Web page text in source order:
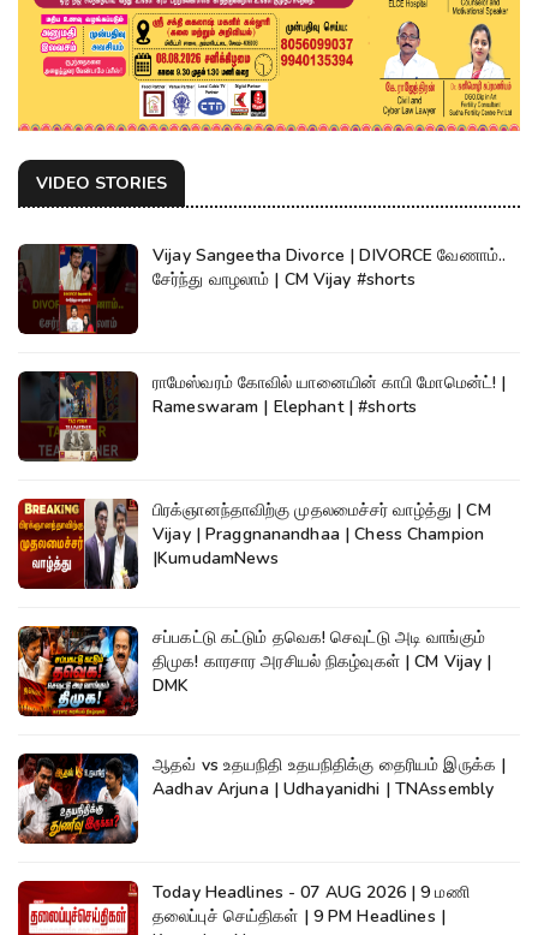
VIDEO STORIES
Vijay Sangeetha Divorce | DIVORCE வேணாம்..
சேர்ந்து வாழலாம் | CM Vijay #shorts
ராமேஸ்வரம் கோவில் யானையின் காபி மோமென்ட்! |
Rameswaram | Elephant | #shorts
பிரக்ஞானந்தாவிற்கு முதலமைச்சர் வாழ்த்து | CM
Vijay | Praggnanandhaa | Chess Champion
|KumudamNews
சப்பகட்டு கட்டும் தவெக! செவுட்டு அடி வாங்கும்
திமுக! காரசார அரசியல் நிகழ்வுகள் | CM Vijay |
DMK
ஆதவ் vs உதயநிதி உதயநிதிக்கு தைரியம் இருக்க |
Aadhav Arjuna | Udhayanidhi | TNAssembly
Today Headlines - 07 AUG 2026 | 9 மணி
தலைப்புச் செய்திகள் | 9 PM Headlines |